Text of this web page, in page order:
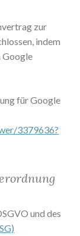
zur
indem
Google
für Google
3379636?
und des